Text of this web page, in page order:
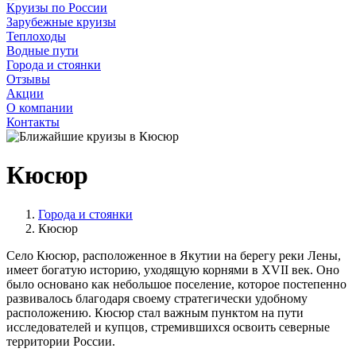
Круизы по России
Зарубежные круизы
Теплоходы
Водные пути
Города и стоянки
Отзывы
Акции
О компании
Контакты
Кюсюр
Города и стоянки
Кюсюр
Село Кюсюр, расположенное в Якутии на берегу реки Лены,
имеет богатую историю, уходящую корнями в XVII век. Оно
было основано как небольшое поселение, которое постепенно
развивалось благодаря своему стратегически удобному
расположению. Кюсюр стал важным пунктом на пути
исследователей и купцов, стремившихся освоить северные
территории России.